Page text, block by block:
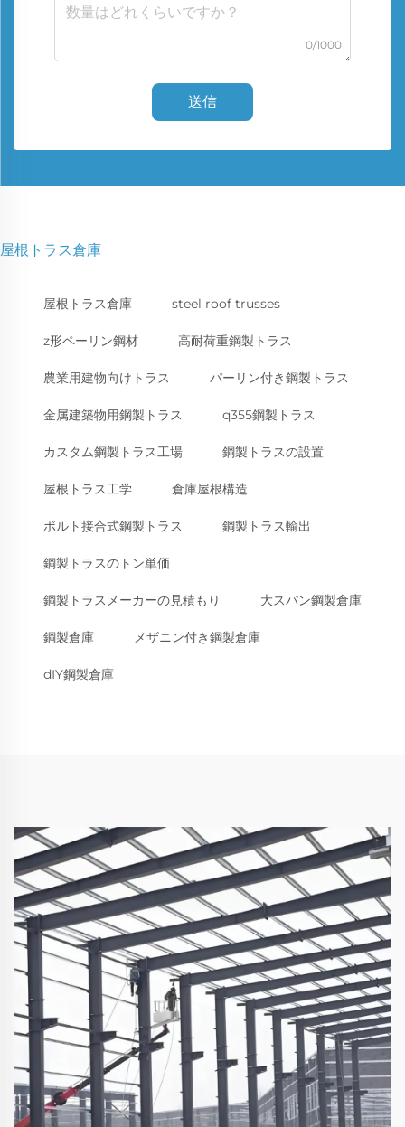
0/1000
送信
屋根トラス倉庫
屋根トラス倉庫 steel roof trusses
z形ペーリン鋼材 高耐荷重鋼製トラス
農業用建物向けトラス パーリン付き鋼製トラス
金属建築物用鋼製トラス q355鋼製トラス
カスタム鋼製トラス工場 鋼製トラスの設置
屋根トラス工学 倉庫屋根構造
ボルト接合式鋼製トラス 鋼製トラス輸出
鋼製トラスのトン単価
鋼製トラスメーカーの見積もり 大スパン鋼製倉庫
鋼製倉庫 メザニン付き鋼製倉庫
dIY鋼製倉庫